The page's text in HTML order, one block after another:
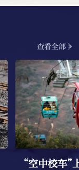
查看全部
“空中校车”